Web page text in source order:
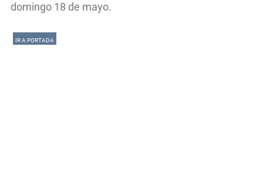
domingo 18 de mayo.
IR A PORTADA